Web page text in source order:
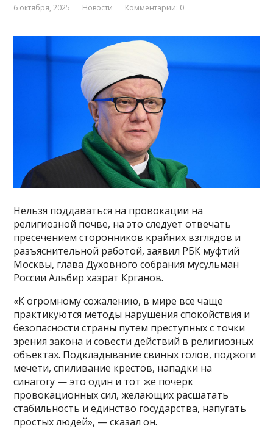
6 октября, 2025 Новости Комментарии: 0
Нельзя поддаваться на провокации на
религиозной почве, на это следует отвечать
пресечением сторонников крайних взглядов и
разъяснительной работой, заявил РБК муфтий
Москвы, глава Духовного собрания мусульман
России Альбир хазрат Крганов.
«К огромному сожалению, в мире все чаще
практикуются методы нарушения спокойствия и
безопасности страны путем преступных с точки
зрения закона и совести действий в религиозных
объектах. Подкладывание свиных голов, поджоги
мечети, спиливание крестов, нападки на
синагогу — это один и тот же почерк
провокационных сил, желающих расшатать
стабильность и единство государства, напугать
простых людей», — сказал он.